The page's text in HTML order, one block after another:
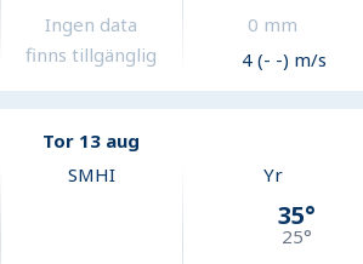
Ingen data
finns tillgänglig
0 mm
4 (- -) m/s
Tor 13 aug
SMHI Yr
35°
25°